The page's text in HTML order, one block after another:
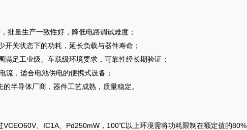
批量生产一致性好，降低电路调试难度；
开关状态下的功耗，延长负载与器件寿命；
足工业级、车载级环境要求，可靠性经长期验证；
流，适合电池供电的便携式设备；
的半导体厂商，器件工艺成熟，质量稳定。
VCEO60V、IC1A、Pd250mW，100℃以上环境需将功耗限制在额定值的80%